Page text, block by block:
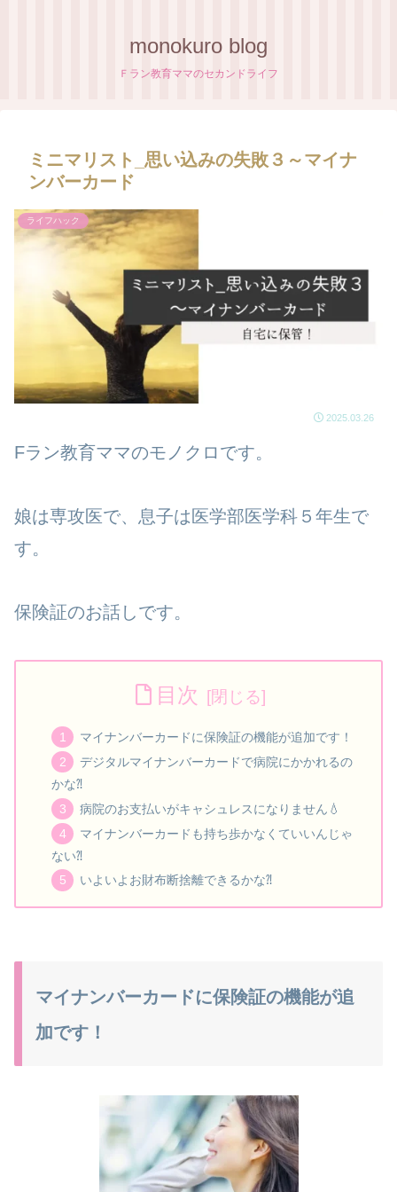
monokuro blog
Ｆラン教育ママのセカンドライフ
ミニマリスト_思い込みの失敗３～マイナ
ンバーカード
ライフハック
2025.03.26
Fラン教育ママのモノクロです。
娘は専攻医で、息子は医学部医学科５年生で
す。
保険証のお話しです。
目次
マイナンバーカードに保険証の機能が追加です！
デジタルマイナンバーカードで病院にかかれるの
かな⁈
病院のお支払いがキャシュレスになりません💧
マイナンバーカードも持ち歩かなくていいんじゃ
ない⁈
いよいよお財布断捨離できるかな⁈
マイナンバーカードに保険証の機能が追
加です！